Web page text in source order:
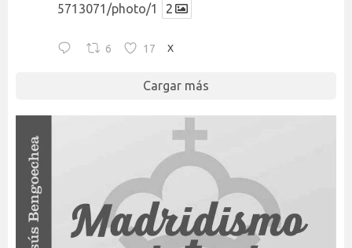
5713071/photo/1
2
6 17 X
Cargar más